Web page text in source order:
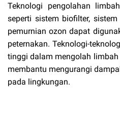
Teknologi pengolahan
seperti sistem biofilter,
pemurnian ozon dapat
peternakan. Teknologi-
tinggi dalam mengolah
membantu mengurangi
pada lingkungan.